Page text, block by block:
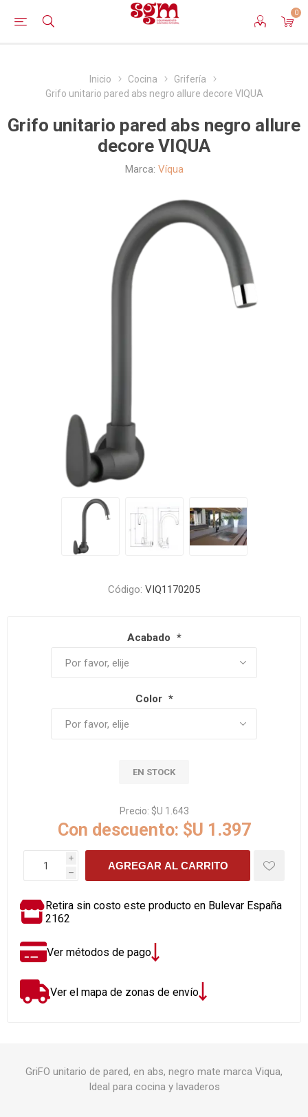
0
Inicio Cocina
Grifería
Grifo unitario pared abs negro allure decore VIQUA
Grifo unitario pared abs negro allure
decore VIQUA
Marca: Víqua
Código: VIQ1170205
Acabado *
Color *
EN STOCK
Precio: $U 1.643
Con descuento: $U 1.397
i
h
AGREGAR AL CARRITO
Retira sin costo este producto en Bulevar España
2162
Ver métodos de pago
Ver el mapa de zonas de envío
GriFO unitario de pared, en abs, negro mate marca Viqua,
Ideal para cocina y lavaderos